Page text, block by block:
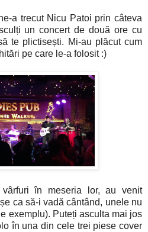
a trecut Nicu Patoi prin câteva
un concert de două ore cu
te plictisești. Mi-au plăcut cum
pe care le-a folosit :)
în meseria lor, au venit
ca să-i vadă cântând, unele nu
exemplu). Puteți asculta mai jos
în una din cele trei piese cover